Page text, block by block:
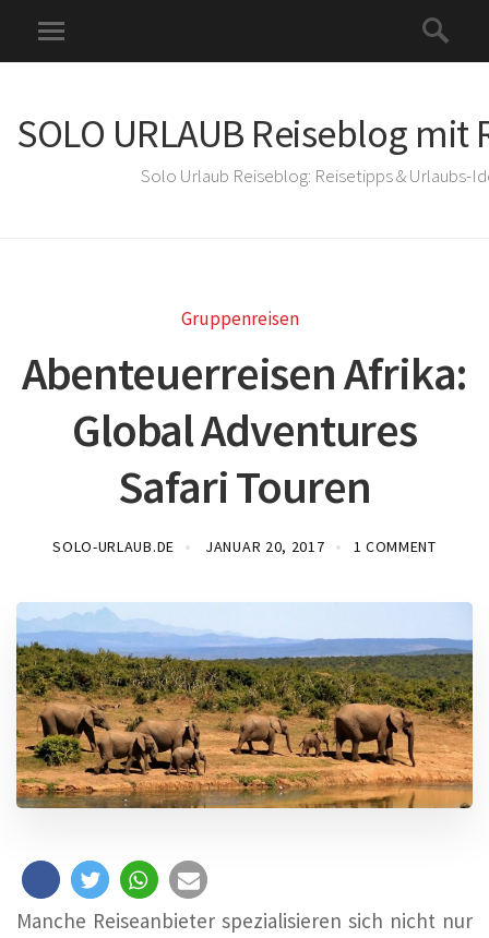
SOLO URLAUB Reiseblog mit
Solo Urlaub Reiseblog: Reisetipps & Urlaubs-
Gruppenreisen
Abenteuerreisen Afrika:
Global Adventures
Safari Touren
SOLO-URLAUB.DE JANUAR 20, 2017 1 COMMENT
Manche Reiseanbieter spezialisieren sich nicht nur